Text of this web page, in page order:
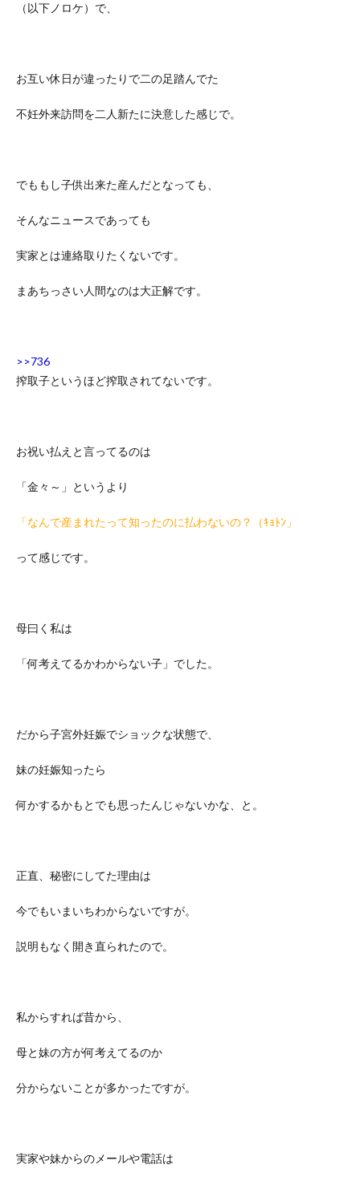
（以下ノロケ）で、
お互い休日が違ったりで二の足踏んでた
不妊外来訪問を二人新たに決意した感じで。
でももし子供出来た産んだとなっても、
そんなニュースであっても
実家とは連絡取りたくないです。
まあちっさい人間なのは大正解です。
>>736
搾取子というほど搾取されてないです。
お祝い払えと言ってるのは
「金々～」というより
「なんで産まれたって知ったのに払わないの？（ｷｮﾄﾝ」
って感じです。
母曰く私は
「何考えてるかわからない子」でした。
だから子宮外妊娠でショックな状態で、
妹の妊娠知ったら
何かするかもとでも思ったんじゃないかな、と。
正直、秘密にしてた理由は
今でもいまいちわからないですが。
説明もなく開き直られたので。
私からすれば昔から、
母と妹の方が何考えてるのか
分からないことが多かったですが。
実家や妹からのメールや電話は